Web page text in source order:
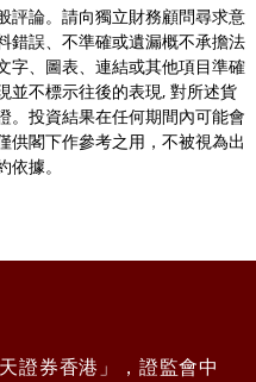
評論。請向獨立財務顧問尋求意
錯誤、不準確或遺漏概不承擔法
字、圖表、連結或其他項目準確
並不標示往後的表現, 對所述貨
。投資結果在任何期間內可能會
供閣下作參考之用，不被視為出
據。
證券香港」，證監會中